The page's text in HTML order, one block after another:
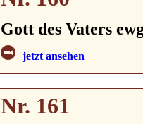
Gott des Vaters
jetzt ansehen
Nr. 161